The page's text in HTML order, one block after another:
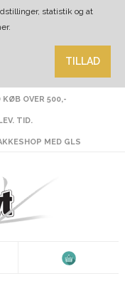
statistik og at
TILLAD
KØB OVER 500,-
TID.
MED GLS